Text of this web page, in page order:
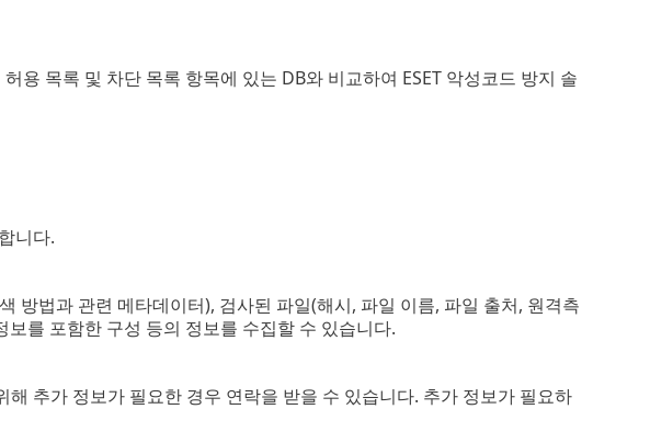
용 목록 및 차단 목록 항목에 있는 DB와 비교하여 ESET 악성코드 방지 솔
니다.
방법과 관련 메타데이터), 검사된 파일(해시, 파일 이름, 파일 출처, 원격측
를 포함한 구성 등의 정보를 수집할 수 있습니다.
추가 정보가 필요한 경우 연락을 받을 수 있습니다. 추가 정보가 필요하